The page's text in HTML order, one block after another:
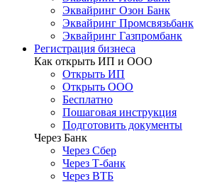
Эквайринг Озон Банк
Эквайринг Промсвязьбанк
Эквайринг Газпромбанк
Регистрация бизнеса
Как открыть ИП и ООО
Открыть ИП
Открыть ООО
Бесплатно
Пошаговая инструкция
Подготовить документы
Через Банк
Через Сбер
Через Т-банк
Через ВТБ